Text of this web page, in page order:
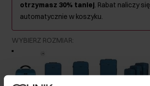
otrzymasz 30% taniej. Rabat naliczy się
automatycznie w koszyku.
WYBIERZ ROZMIAR: